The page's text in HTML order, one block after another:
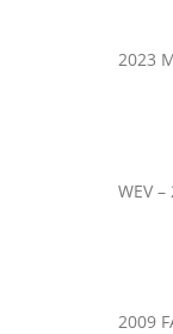
2023
WEV –
2009